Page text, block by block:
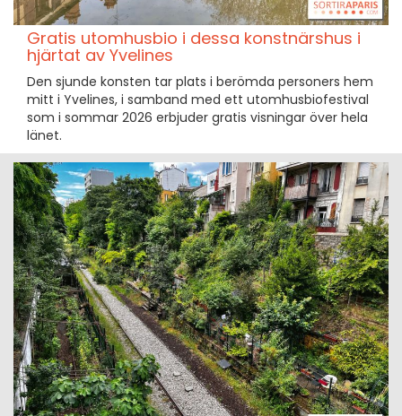
Gratis utomhusbio i dessa konstnärshus i
hjärtat av Yvelines
Den sjunde konsten tar plats i berömda personers hem
mitt i Yvelines, i samband med ett utomhusbiofestival
som i sommar 2026 erbjuder gratis visningar över hela
länet.